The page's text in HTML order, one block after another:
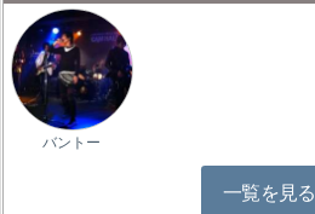
バントー
一覧を見る